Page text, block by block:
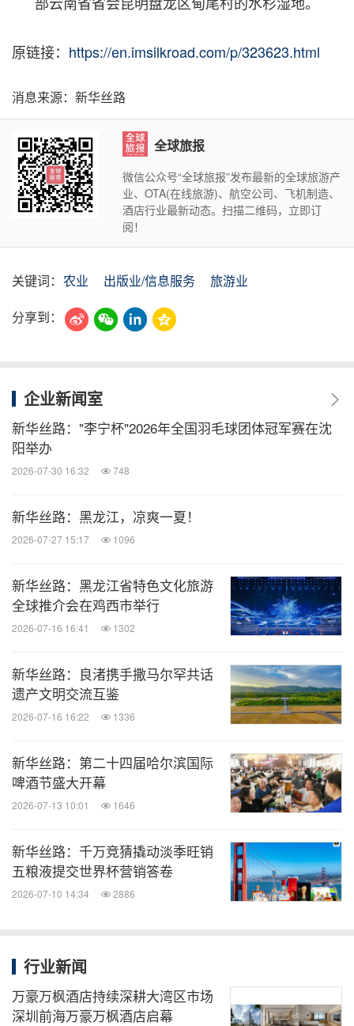
原链接： https://en.imsilkroad.com/p/323623.html
消息来源：新华丝路
全球旅报
微信公众号“全球旅报”发布最新的全球旅游产
业、OTA(在线旅游)、航空公司、飞机制造、
酒店行业最新动态。扫描二维码，立即订
阅！
关键词： 农业 出版业/信息服务
旅游业
分享到：
企业新闻室
新华丝路："李宁杯"2026年全国羽毛球团体冠军赛在沈
阳举办
2026-07-30 16:32 748
新华丝路：黑龙江，凉爽一夏！
2026-07-27 15:17 1096
新华丝路：黑龙江省特色文化旅游
全球推介会在鸡西市举行
2026-07-16 16:41 1302
新华丝路：良渚携手撒马尔罕共话
遗产文明交流互鉴
2026-07-16 16:22 1336
新华丝路：第二十四届哈尔滨国际
啤酒节盛大开幕
2026-07-13 10:01 1646
新华丝路：千万竞猜撬动淡季旺销
五粮液提交世界杯营销答卷
2026-07-10 14:34 2886
行业新闻
万豪万枫酒店持续深耕大湾区市场
深圳前海万豪万枫酒店启幕